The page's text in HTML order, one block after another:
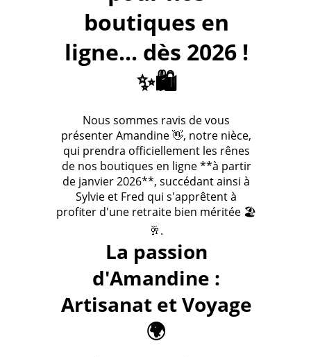
boutiques en
ligne... dès 2026 !
✨🛍️
Nous sommes ravis de vous
présenter Amandine 👋, notre nièce,
qui prendra officiellement les rênes
de nos boutiques en ligne **à partir
de janvier 2026**, succédant ainsi à
Sylvie et Fred qui s'apprêtent à
profiter d'une retraite bien méritée 🏖️
🥂.
La passion
d'Amandine :
Artisanat et Voyage
🌍